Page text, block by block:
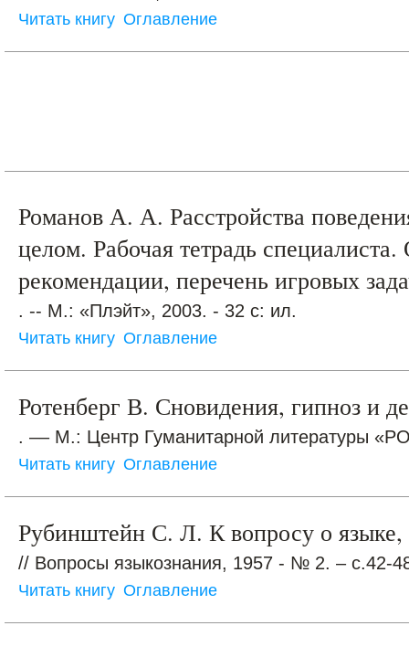
Читать книгу Оглавление
Романов А. А. Расстройства
целом. Рабочая тетрадь
рекомендации, перечень игровых
. -- М.: «Плэйт», 2003. - 32 с: ил.
Читать книгу Оглавление
Ротенберг В. Сновидения, гипноз и
. –– М.: Центр Гуманитарной литературы
Читать книгу Оглавление
Рубинштейн С. Л. К вопросу о
// Вопросы языкознания, 1957 - № 2. – с.42-
Читать книгу Оглавление